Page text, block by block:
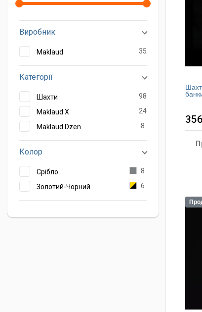
Виробник
Maklaud 35
Категорії
Шахти
98
Maklaud X
24
Maklaud Dzen
8
Колор
Срібло
8
Золотий-Чорний
6